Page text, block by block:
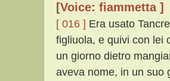
[Voice: fiammetta ]
[ 016 ] Era usato
figliuola, e quivi con lei
un giorno dietro
aveva nome, in un suo